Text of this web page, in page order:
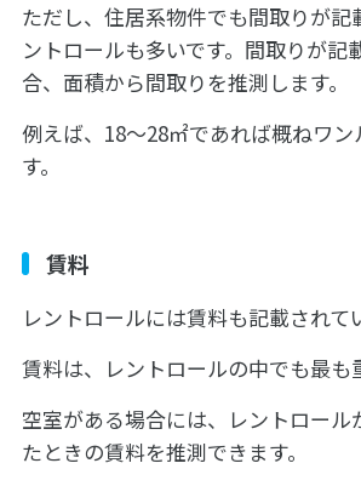
ただし、住居系物件でも間取りが記
ントロールも多いです。間取りが記
合、面積から間取りを推測します。
例えば、18〜28㎡であれば概ねワン
す。
賃料
レントロールには賃料も記載されて
賃料は、レントロールの中でも最も
空室がある場合には、レントロール
たときの賃料を推測できます。